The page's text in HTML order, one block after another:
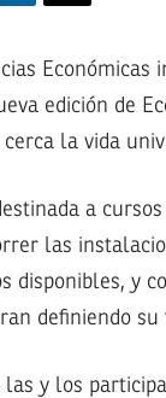
edición de
la vida
a
las
disponibles, y
definiendo
las y los